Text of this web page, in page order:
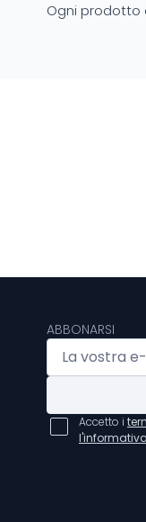
Ogni prodotto
ABBONARSI
Accetto i